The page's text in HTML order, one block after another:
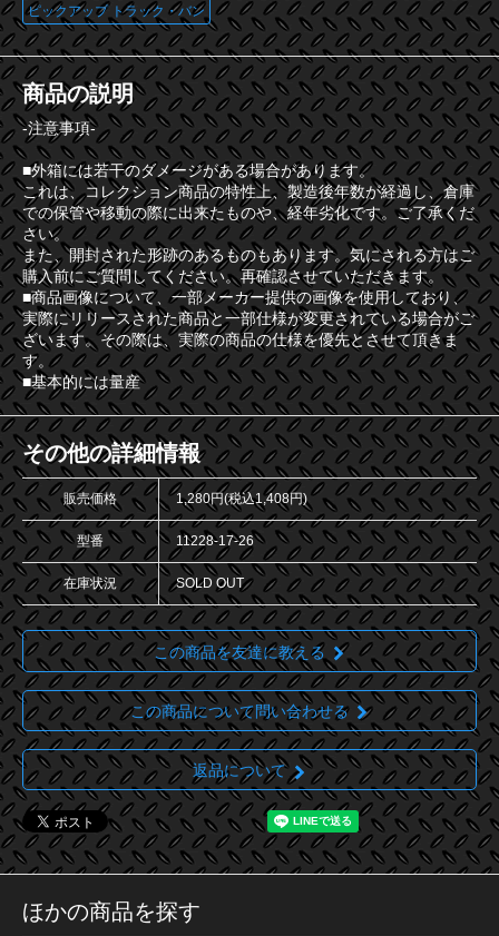
ピックアップ トラック・バン
商品の説明
-注意事項-
■外箱には若干のダメージがある場合があります。
これは、コレクション商品の特性上、製造後年数が経過し、倉庫
での保管や移動の際に出来たものや、経年劣化です。ご了承くだ
さい。
また、開封された形跡のあるものもあります。気にされる方はご
購入前にご質問してください。再確認させていただきます。
■商品画像について、一部メーカー提供の画像を使用しており、
実際にリリースされた商品と一部仕様が変更されている場合がご
ざいます。その際は、実際の商品の仕様を優先とさせて頂きま
す。
■基本的には量産
その他の詳細情報
販売価格 1,280円(税込1,408円)
型番 11228-17-26
在庫状況 SOLD OUT
この商品を友達に教える
この商品について問い合わせる
返品について
ほかの商品を探す